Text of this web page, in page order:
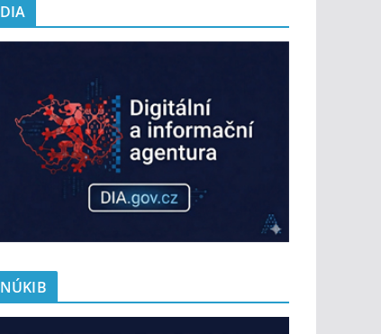
DIA
NÚKIB